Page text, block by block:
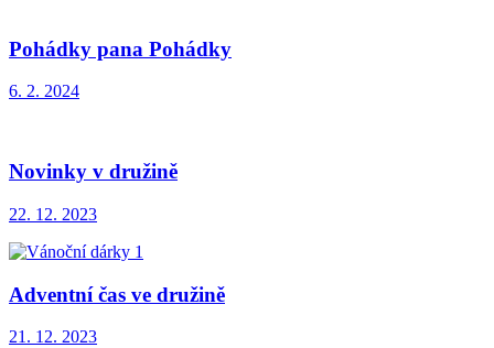
Pohádky pana Pohádky
6. 2. 2024
Novinky v družině
22. 12. 2023
Adventní čas ve družině
21. 12. 2023